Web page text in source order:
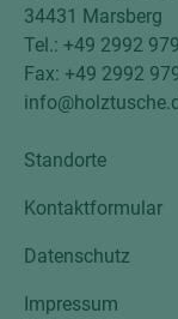
34431 Marsberg
Tel.: +49 2992
Fax: +49 2992
Standorte
Kontaktformular
Datenschutz
Impressum